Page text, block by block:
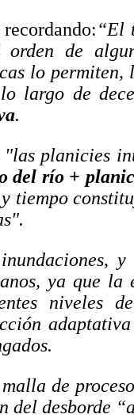
“El
orden de
lo permiten,
largo de
.
"las planicies
del río +
tiempo
ya que
niveles
de
del desborde